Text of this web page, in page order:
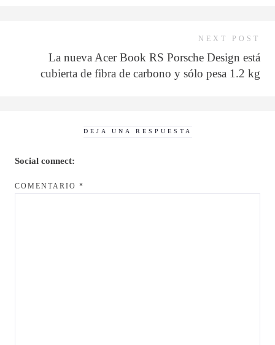
NEXT POST
La nueva Acer Book RS Porsche Design está
cubierta de fibra de carbono y sólo pesa 1.2 kg
DEJA UNA RESPUESTA
Social connect:
COMENTARIO *